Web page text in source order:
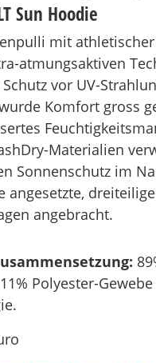
Sun Hoodie
mit
atmungsaktiven
vor UV-
Komfort gross
Materialien
Sonnenschutz im
angesetzte,
angebracht.
Polyester-